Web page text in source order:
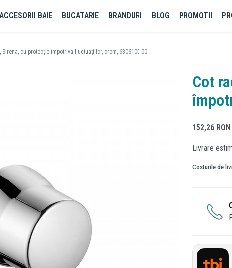
ACCESORII BAIE BUCATARIE BRANDURI BLOG PROMOTII
Sirena, cu protecție împotriva fluctuațiilor, crom, 6306105-00
Cot
152,26 RON
Livrare
Costurile de